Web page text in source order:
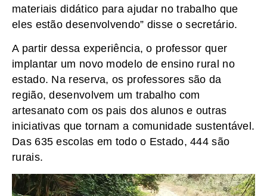
materiais didático para ajudar no trabalho que
eles estão desenvolvendo” disse o secretário.
A partir dessa experiência, o professor quer
implantar um novo modelo de ensino rural no
estado. Na reserva, os professores são da
região, desenvolvem um trabalho com
artesanato com os pais dos alunos e outras
iniciativas que tornam a comunidade sustentável.
Das 635 escolas em todo o Estado, 444 são
rurais.